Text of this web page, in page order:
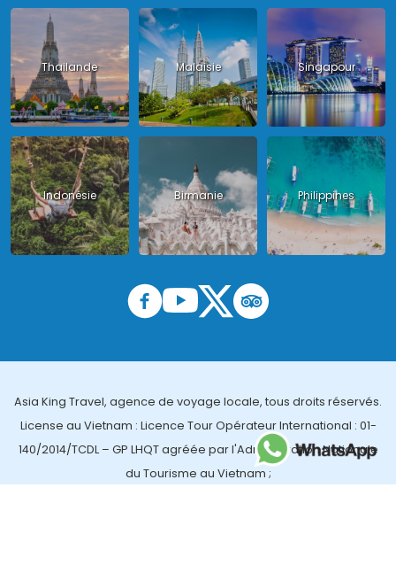
Thailande Malaisie Singapour
Indonésie Birmanie Philippines
Asia King Travel, agence de voyage locale, tous droits réservés.
License au Vietnam : Licence Tour Opérateur International : 01-
140/2014/TCDL – GP LHQT agréée par l'Administration Nationale
du Tourisme au Vietnam ;